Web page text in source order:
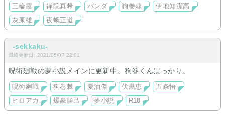
三輪霞
禪院真希 パンダ 狗巻棘
伊地知潔高
灰原雄
夜蛾正道
-sekkaku-
最終更新日: 2021/05/07 22:01
呪術廻戦の夢小説メインに更新中。狗巻くんばっかり。
呪術廻戦 狗巻棘 夏油傑 伏黒恵
五条悟
ヒロアカ
爆豪勝己 夢小説 R18